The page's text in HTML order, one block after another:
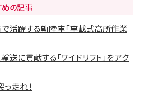
めの記事
活躍する軌陸車「車載式高所作業
送に貢献する「ワイドリフト」をアク
走れ！